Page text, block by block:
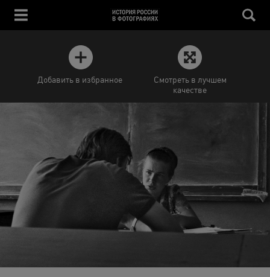
Добавить в избранное
Смотреть в лучшем
качестве